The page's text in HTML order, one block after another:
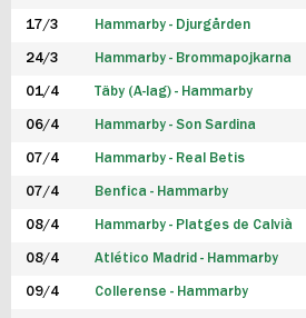
FUTSAL HERR
FUTSAL DAM
17/3 Hammarby - Djurgården
24/3 Hammarby - Brommapojkarna
01/4 Täby (A-lag) - Hammarby
06/4 Hammarby - Son Sardina
07/4 Hammarby - Real Betis
07/4 Benfica - Hammarby
08/4 Hammarby - Platges de Calvià
08/4 Atlético Madrid - Hammarby
09/4 Collerense - Hammarby